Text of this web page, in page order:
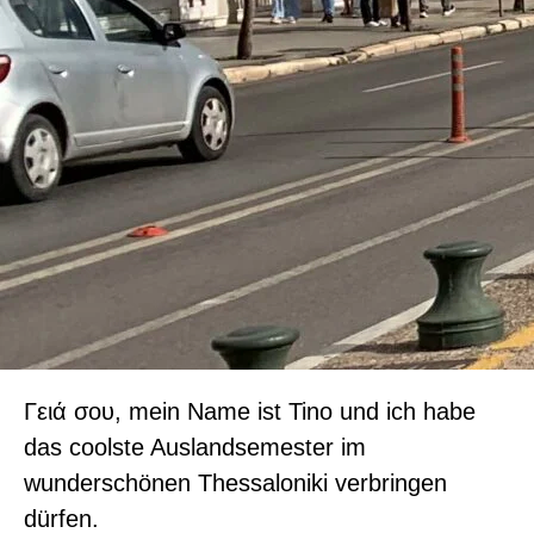
Γειά σου, mein Name ist Tino und ich habe
das coolste Auslandsemester im
wunderschönen Thessaloniki verbringen
dürfen.